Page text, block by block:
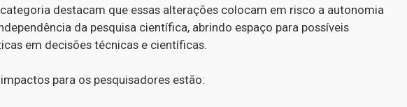
destacam que essas alterações colocam em risco a autonomia
da pesquisa científica, abrindo espaço para possíveis
em decisões técnicas e científicas.
para os pesquisadores estão: